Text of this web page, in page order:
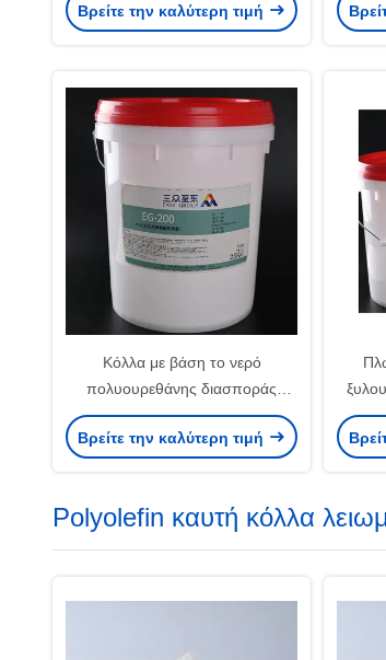
διασπορών κενή
Βρείτε την καλύτερη τιμή
Κόλλα με βάση το νερό
πολυουρεθάνης διασποράς
9009-54-5 με κενό αέρος PVC
Βρείτε την καλύτερη τιμή
Polyolefin καυτή κόλλα